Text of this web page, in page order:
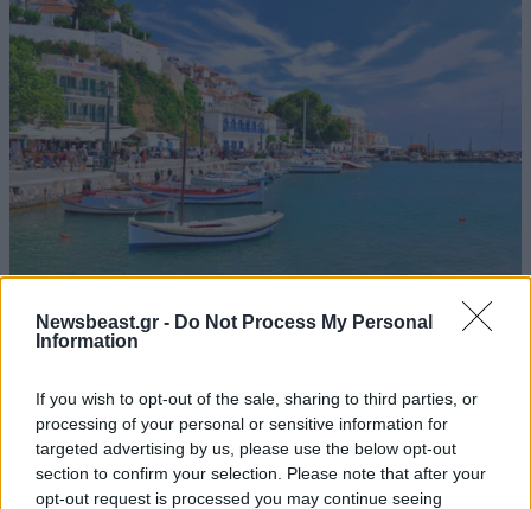
Newsbeast.gr - Do Not Process My Personal
Information
If you wish to opt-out of the sale, sharing to third parties, or
processing of your personal or sensitive information for
targeted advertising by us, please use the below opt-out
section to confirm your selection. Please note that after your
opt-out request is processed you may continue seeing
Διακοπές στις Σποράδες